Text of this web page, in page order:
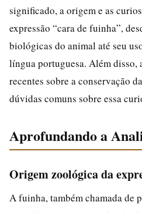
significado, a origem e as
expressão “cara de fuinha”,
biológicas do animal até seu
língua portuguesa. Além disso,
recentes sobre a conservação
dúvidas comuns sobre essa
Aprofundando a
Origem zoológica da
A fuinha, também chamada de